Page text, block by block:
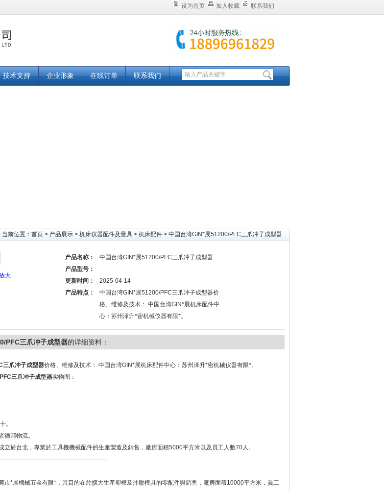
设为首页 加入收藏 联系我们
技术支持 企业形象 在线订单 联系我们
当前位置： 首页 > 产品展示 > 机床仪器配件及量具 > 机床配件 > 中国台湾GIN*展51200/PFC三爪冲子成型器
大
产品名称：
中国台湾GIN*展51200/PFC三爪冲子成型器
产品型号：
更新时间：
2025-04-14
产品特点：
中国台湾GIN*展51200/PFC三爪冲子成型器价
格、维修及技术：.中国台湾GIN*展机床配件中
心：苏州泽升*密机械仪器有限*。
PFC三爪冲子成型器的详细资料：
三爪冲子成型器价格、维修及技术：.中国台湾GIN*展机床配件中心：苏州泽升*密机械仪器有限*。
三爪冲子成型器实物图：
。
德邦物流。
立於台北，專業於工具機機械配件的生產製造及銷售，廠房面積5000平方米以及員工人數70人。
市*展機械五金有限*，其目的在於擴大生產塑模及沖壓模具的零配件與銷售，廠房面積10000平方米，員工